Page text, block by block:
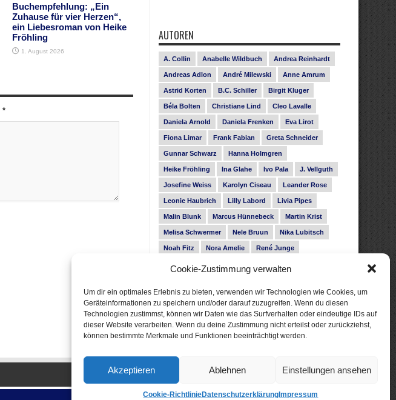
Cookie-Zustimmung verwalten
Um dir ein optimales Erlebnis zu bieten, verwenden wir Technologien wie Cookies, um
Geräteinformationen zu speichern und/oder darauf zuzugreifen. Wenn du diesen
Technologien zustimmst, können wir Daten wie das Surfverhalten oder eindeutige IDs auf
dieser Website verarbeiten. Wenn du deine Zustimmung nicht erteilst oder zurückziehst,
können bestimmte Merkmale und Funktionen beeinträchtigt werden.
Akzeptieren Ablehnen Einstellungen ansehen
Cookie-RichtlinieDatenschutzerklärung Impressum
Buchempfehlung: „Ein
Zuhause für vier Herzen“,
ein Liebesroman von Heike
Fröhling
1. August 2026
*
AUTOREN
A. Collin Anabelle Wildbuch Andrea Reinhardt
Andreas Adlon André Milewski Anne Amrum
Astrid Korten B.C. Schiller Birgit Kluger
Béla Bolten Christiane Lind Cleo Lavalle
Daniela Arnold Daniela Frenken Eva Lirot
Fiona Limar Frank Fabian Greta Schneider
Gunnar Schwarz Hanna Holmgren
Heike Fröhling Ina Glahe Ivo Pala J. Vellguth
Josefine Weiss Karolyn Ciseau Leander Rose
Leonie Haubrich Lilly Labord Livia Pipes
Malin Blunk Marcus Hünnebeck Martin Krist
Melisa Schwermer Nele Bruun Nika Lubitsch
Noah Fitz Nora Amelie René Junge